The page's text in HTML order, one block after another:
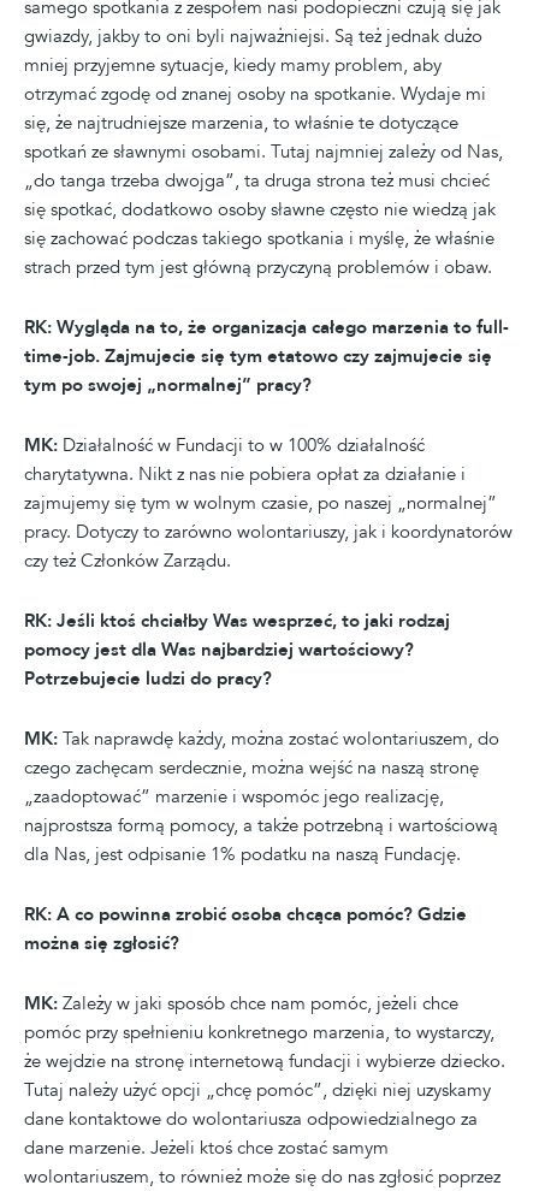
samego spotkania z zespołem nasi podopieczni czują się jak
gwiazdy, jakby to oni byli najważniejsi. Są też jednak dużo
mniej przyjemne sytuacje, kiedy mamy problem, aby
otrzymać zgodę od znanej osoby na spotkanie. Wydaje mi
się, że najtrudniejsze marzenia, to właśnie te dotyczące
spotkań ze sławnymi osobami. Tutaj najmniej zależy od Nas,
„do tanga trzeba dwojga”, ta druga strona też musi chcieć
się spotkać, dodatkowo osoby sławne często nie wiedzą jak
się zachować podczas takiego spotkania i myślę, że właśnie
strach przed tym jest główną przyczyną problemów i obaw.
RK: Wygląda na to, że organizacja całego marzenia to full-
time-job. Zajmujecie się tym etatowo czy zajmujecie się
tym po swojej „normalnej” pracy?
MK: Działalność w Fundacji to w 100% działalność
charytatywna. Nikt z nas nie pobiera opłat za działanie i
zajmujemy się tym w wolnym czasie, po naszej „normalnej”
pracy. Dotyczy to zarówno wolontariuszy, jak i koordynatorów
czy też Członków Zarządu.
RK: Jeśli ktoś chciałby Was wesprzeć, to jaki rodzaj
pomocy jest dla Was najbardziej wartościowy?
Potrzebujecie ludzi do pracy?
MK: Tak naprawdę każdy, można zostać wolontariuszem, do
czego zachęcam serdecznie, można wejść na naszą stronę
„zaadoptować” marzenie i wspomóc jego realizację,
najprostsza formą pomocy, a także potrzebną i wartościową
dla Nas, jest odpisanie 1% podatku na naszą Fundację.
RK: A co powinna zrobić osoba chcąca pomóc? Gdzie
można się zgłosić?
MK: Zależy w jaki sposób chce nam pomóc, jeżeli chce
pomóc przy spełnieniu konkretnego marzenia, to wystarczy,
że wejdzie na stronę internetową fundacji i wybierze dziecko.
Tutaj należy użyć opcji „chcę pomóc”, dzięki niej uzyskamy
dane kontaktowe do wolontariusza odpowiedzialnego za
dane marzenie. Jeżeli ktoś chce zostać samym
wolontariuszem, to również może się do nas zgłosić poprzez